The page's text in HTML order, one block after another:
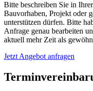
Bitte beschreiben Sie in
Bauvorhaben, Projekt oder
unterstützen dürfen. Bitte
Anfrage genau bearbeiten
aktuell mehr Zeit als
Jetzt Angebot anfragen